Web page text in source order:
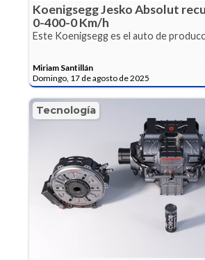
Koenigsegg Jesko Absolut
0-400-0 Km/h
Este Koenigsegg es el auto de
Miriam Santillán
Domingo, 17 de agosto de 2025
Tecnología